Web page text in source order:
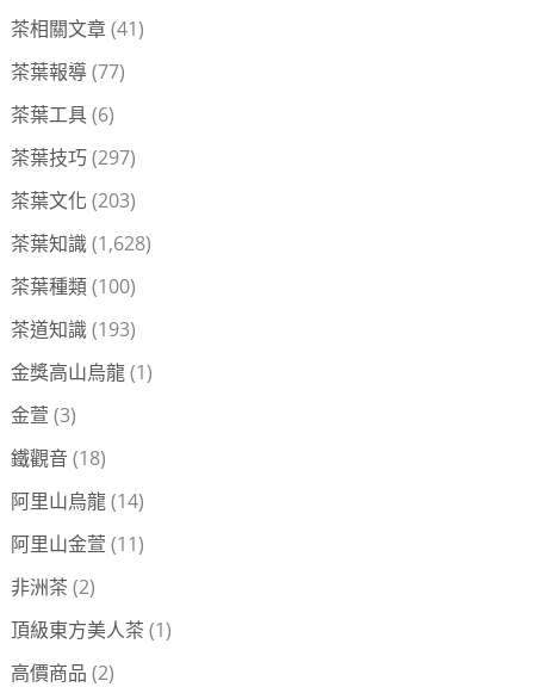
茶相關文章(41)
茶葉報導(77)
茶葉工具(6)
茶葉技巧(297)
茶葉文化 (203)
茶葉知識(1,628)
茶葉種類(100)
茶道知識(193)
金獎高山烏龍(1)
金萱 (3)
鐵觀音 (18)
阿里山烏龍(14)
阿里山金萱 (11)
非洲茶 (2)
頂級東方美人茶 (1)
高價商品 (2)